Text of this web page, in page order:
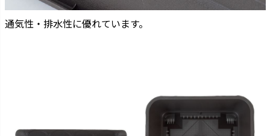
通気性・排水性に優れています。